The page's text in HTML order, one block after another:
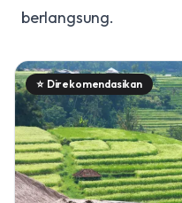
berlangsung.
⭐ Direkomendasikan